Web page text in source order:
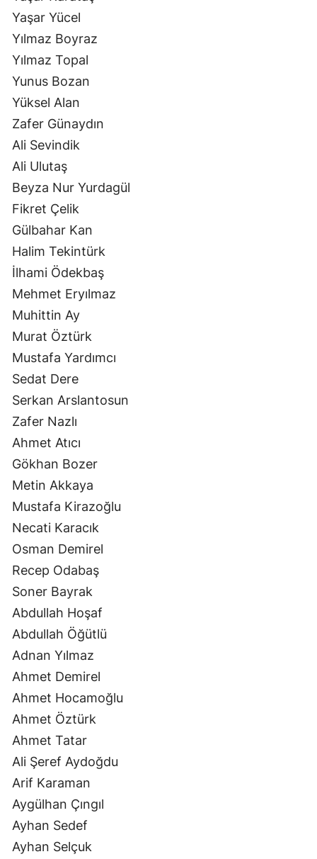
Yaşar Yücel
Yılmaz Boyraz
Yılmaz Topal
Yunus Bozan
Yüksel Alan
Zafer Günaydın
Ali Sevindik
Ali Ulutaş
Beyza Nur Yurdagül
Fikret Çelik
Gülbahar Kan
Halim Tekintürk
İlhami Ödekbaş
Mehmet Eryılmaz
Muhittin Ay
Murat Öztürk
Mustafa Yardımcı
Sedat Dere
Serkan Arslantosun
Zafer Nazlı
Ahmet Atıcı
Gökhan Bozer
Metin Akkaya
Mustafa Kirazoğlu
Necati Karacık
Osman Demirel
Recep Odabaş
Soner Bayrak
Abdullah Hoşaf
Abdullah Öğütlü
Adnan Yılmaz
Ahmet Demirel
Ahmet Hocamoğlu
Ahmet Öztürk
Ahmet Tatar
Ali Şeref Aydoğdu
Arif Karaman
Aygülhan Çıngıl
Ayhan Sedef
Ayhan Selçuk